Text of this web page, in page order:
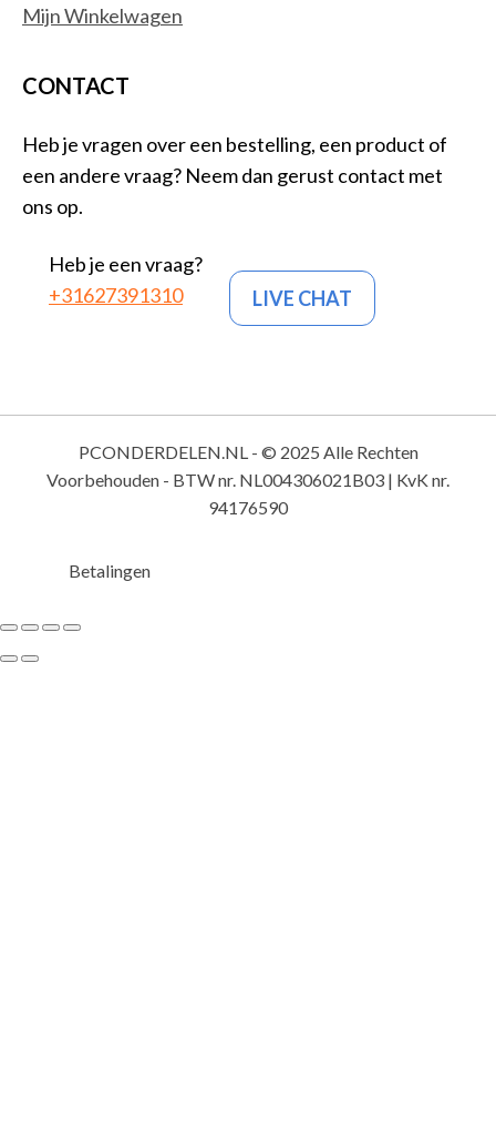
Mijn Winkelwagen
CONTACT
Heb je vragen over een bestelling, een product of
een andere vraag? Neem dan gerust contact met
ons op.
Heb je een vraag?
+31627391310
LIVE CHAT
PCONDERDELEN.NL - © 2025 Alle Rechten
Voorbehouden - BTW nr. NL004306021B03 | KvK nr.
94176590
Betalingen